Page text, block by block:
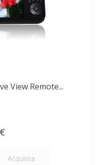
View Remote...
Acquista